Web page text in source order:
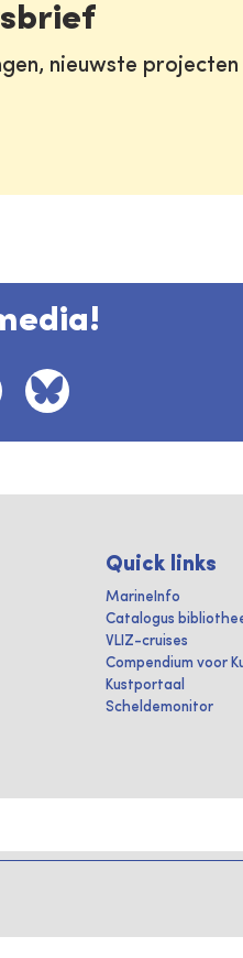
nieuwste projecten
Quick links
MarineInfo
Catalogus
VLIZ-cruises
Compendium voor
Kustportaal
Scheldemonitor